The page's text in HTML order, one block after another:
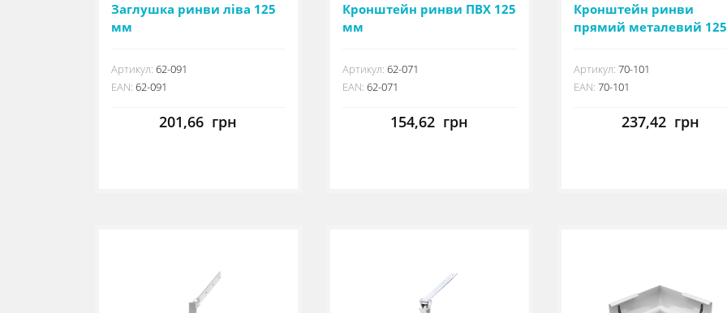
Заглушка ринви ліва 125
мм
Артикул: 62-091
EAN: 62-091
201,66 грн
Кронштейн ринви ПВХ 125
мм
Артикул: 62-071
EAN: 62-071
154,62 грн
Кронштейн ринви
прямий металевий 125
Артикул: 70-101
EAN: 70-101
237,42 грн